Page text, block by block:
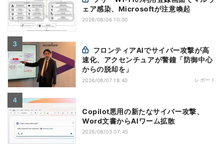
ェア感染、Microsoftが注意喚起
2026/08/06 10:00
速化、アクセンチュアが警鐘「防御中心
からの脱却を」
2026/08/07 18:40 レポート
Copilot悪用の新たなサイバー攻撃、
Word文書からAIワーム拡散
2026/08/03 07:45